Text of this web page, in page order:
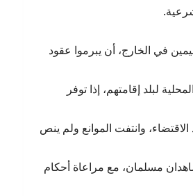
في الخارج، أن يبرموا عقود
لبلد إقامتهم، إذا توفر
الاقتضاء، وانتفت الموانع ولم ينص
مسلمان، مع مراعاة أحكام